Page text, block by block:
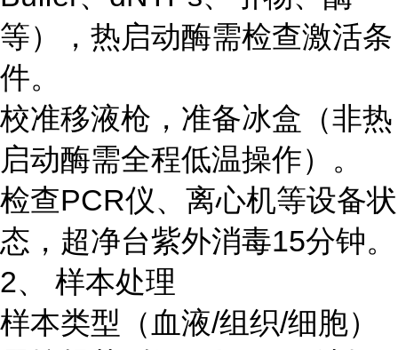
等），热启动酶需检查激活条
件。
校准移液枪，准备冰盒（非热
启动酶需全程低温操作）。
检查PCR仪、离心机等设备状
态，超净台紫外消毒15分钟。
2、 样本处理
样本类型（血液/组织/细胞）